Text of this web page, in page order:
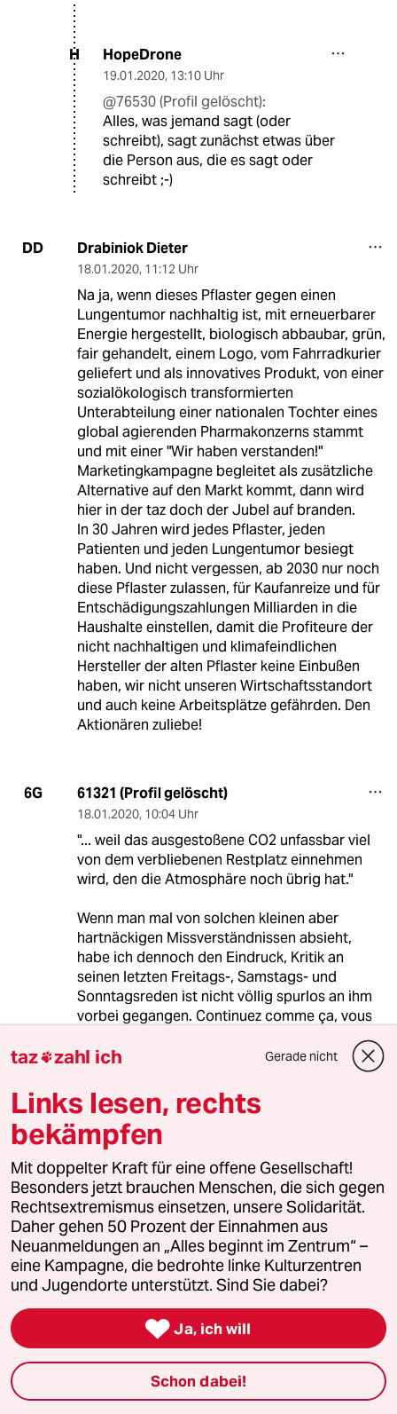
H HopeDrone
19.01.2020, 13:10 Uhr
@76530 (Profil gelöscht):
Alles, was jemand sagt (oder
schreibt), sagt zunächst etwas über
die Person aus, die es sagt oder
schreibt ;-)
DD Drabiniok Dieter
18.01.2020, 11:12 Uhr
Na ja, wenn dieses Pflaster gegen einen
Lungentumor nachhaltig ist, mit erneuerbarer
Energie hergestellt, biologisch abbaubar, grün,
fair gehandelt, einem Logo, vom Fahrradkurier
geliefert und als innovatives Produkt, von einer
sozialökologisch transformierten
Unterabteilung einer nationalen Tochter eines
global agierenden Pharmakonzerns stammt
und mit einer "Wir haben verstanden!"
Marketingkampagne begleitet als zusätzliche
Alternative auf den Markt kommt, dann wird
hier in der taz doch der Jubel auf branden.
In 30 Jahren wird jedes Pflaster, jeden
Patienten und jeden Lungentumor besiegt
haben. Und nicht vergessen, ab 2030 nur noch
diese Pflaster zulassen, für Kaufanreize und für
Entschädigungszahlungen Milliarden in die
Haushalte einstellen, damit die Profiteure der
nicht nachhaltigen und klimafeindlichen
Hersteller der alten Pflaster keine Einbußen
haben, wir nicht unseren Wirtschaftsstandort
und auch keine Arbeitsplätze gefährden. Den
Aktionären zuliebe!
6G 61321 (Profil gelöscht)
18.01.2020, 10:04 Uhr
"... weil das ausgestoßene CO2 unfassbar viel
von dem verbliebenen Restplatz einnehmen
wird, den die Atmosphäre noch übrig hat."
Wenn man mal von solchen kleinen aber
hartnäckigen Missverständnissen absieht,
habe ich dennoch den Eindruck, Kritik an
seinen letzten Freitags-, Samstags- und
Sonntagsreden ist nicht völlig spurlos an ihm
vorbei gegangen. Continuez comme ça, vous
Lowandorder
18.01.2020
@61321 (Profil gelöscht):
… la bonne piste^?^ - Papa Gnädig at
work - hm? Liggers.
Bisher ever jümmers as de Bull pis…t
😱
4G 4813 (Profil gelöscht)
10:01 Uhr
Der Ströbele und seine Generation hatten bei
ihrer Rebellion Spaß - Sex, Drugs und so weiter.
taz zahl ich Gerade nicht
Links lesen, rechts
bekämpfen
Mit doppelter Kraft für eine offene Gesellschaft!
Besonders jetzt brauchen Menschen, die sich gegen
Rechtsextremismus einsetzen, unsere Solidarität.
Daher gehen 50 Prozent der Einnahmen aus
Neuanmeldungen an „Alles beginnt im Zentrum“ –
eine Kampagne, die bedrohte linke Kulturzentren
und Jugendorte unterstützt. Sind Sie dabei?
 Ja, ich will
Schon dabei!